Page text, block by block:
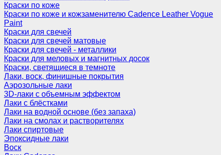
Краски по коже
Краски по коже и кожзаменителю Cadence Leather Vogue
Paint
Краски для свечей
Краски для свечей матовые
Краски для свечей - металлики
Краски для меловых и магнитных досок
Краски, светящиеся в темноте
Лаки, воск, финишные покрытия
Аэрозольные лаки
3D-лаки с объемным эффектом
Лаки с блёстками
Лаки на водной основе (без запаха)
Лаки на смолах и растворителях
Лаки спиртовые
Эпоксидные лаки
Воск